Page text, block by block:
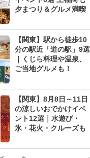
夕まつり＆グルメ満喫
【関東】駅から徒歩10
分の駅近「道の駅」9選
｜くじら料理や温泉、
ご当地グルメも！
【関東】8月8日～11日
の涼しいおでかけイベ
ント12選｜水遊び・
氷・花火・クルーズも